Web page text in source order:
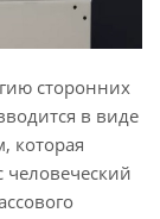
сторонних
в виде
которая
человеческий